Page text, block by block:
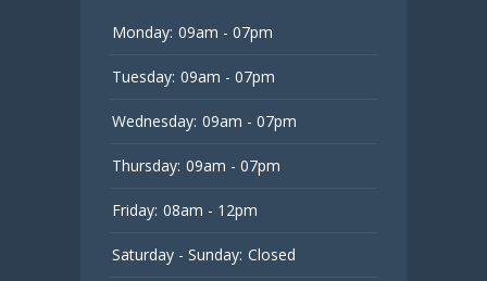
Monday: 09am - 07pm
Tuesday: 09am - 07pm
Wednesday: 09am - 07pm
Thursday: 09am - 07pm
Friday: 08am - 12pm
Saturday - Sunday: Closed